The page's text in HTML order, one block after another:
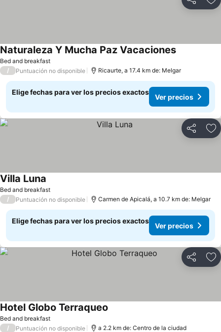
Compartir
Bed and breakfast
Naturaleza Y Mucha Paz VacacionesVer precios
/ Puntuación no disponible Ricaurte, a 17.4 km de: Melgar
Elige fechas para ver los precios exactos
Ver precios
Compartir
Bed and breakfast
Villa Luna
/ Puntuación no disponible Carmen de Apicalá, a 10.7 km de: Melgar
Elige fechas para ver los precios exactos
Ver precios
Compartir
Bed and breakfast
Hotel Globo Terraqueo
/ Puntuación no disponible a 2.2 km de: Centro de la ciudad